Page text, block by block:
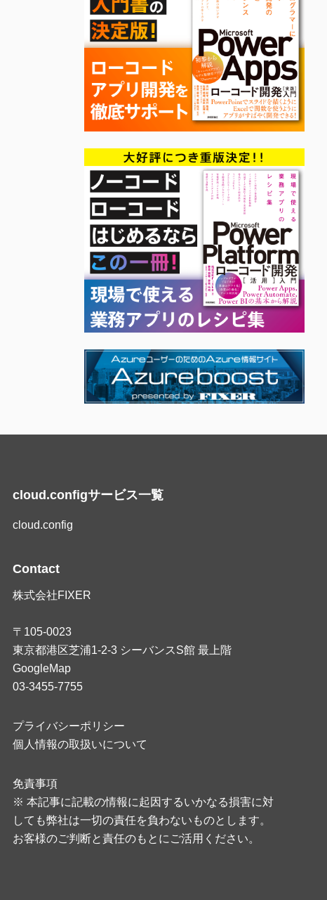
cloud.configサービス一覧
cloud.config
Contact
株式会社FIXER
〒105-0023
東京都港区芝浦1-2-3 シーバンスS館 最上階
GoogleMap
03-3455-7755
プライバシーポリシー
個人情報の取扱いについて
免責事項
※ 本記事に記載の情報に起因するいかなる損害に対
しても弊社は一切の責任を負わないものとします。
お客様のご判断と責任のもとにご活用ください。